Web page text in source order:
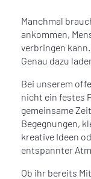
Manchmal
ankommen,
verbringen kann.
Genau dazu
Bei unserem
nicht ein festes
gemeinsame
Begegnungen,
kreative Ideen
entspannter
Ob ihr bereits